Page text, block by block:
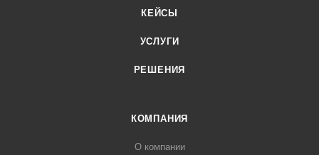
КЕЙСЫ
УСЛУГИ
РЕШЕНИЯ
КОМПАНИЯ
О компании